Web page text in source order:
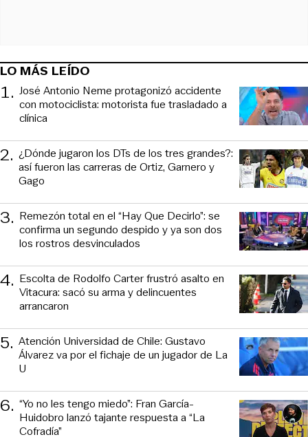
LO MÁS LEÍDO
1. José Antonio Neme protagonizó accidente
con motociclista: motorista fue trasladado a
clínica
2. ¿Dónde jugaron los DTs de los tres grandes?:
así fueron las carreras de Ortiz, Garnero y
Gago
3. Remezón total en el “Hay Que Decirlo”: se
confirma un segundo despido y ya son dos
los rostros desvinculados
4. Escolta de Rodolfo Carter frustró asalto en
Vitacura: sacó su arma y delincuentes
arrancaron
5. Atención Universidad de Chile: Gustavo
Álvarez va por el fichaje de un jugador de La
U
6. “Yo no les tengo miedo”: Fran García-
Huidobro lanzó tajante respuesta a “La
Cofradía”